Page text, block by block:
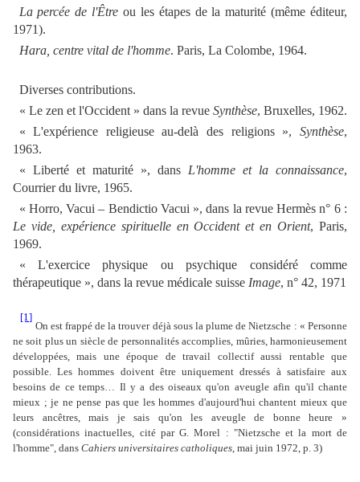
La percée de l'Être ou les étapes de la maturité (même éditeur,
1971).
Hara, centre vital de l'homme. Paris, La Colombe, 1964.
Diverses contributions.
« Le zen et l'Occident » dans la revue Synthèse, Bruxelles, 1962.
« L'expérience religieuse au-delà des religions », Synthèse,
1963.
« Liberté et maturité », dans L'homme et la connaissance,
Courrier du livre, 1965.
« Horro, Vacui – Bendictio Vacui », dans la revue Hermès n° 6 :
Le vide, expérience spirituelle en Occident et en Orient, Paris,
1969.
« L'exercice physique ou psychique considéré comme
thérapeutique », dans la revue médicale suisse Image, n° 42, 1971
[1]
On est frappé de la trouver déjà sous la plume de Nietzsche : « Personne
ne soit plus un siècle de personnalités accomplies, mûries, harmonieusement
développées, mais une époque de travail collectif aussi rentable que
possible. Les hommes doivent être uniquement dressés à satisfaire aux
besoins de ce temps… Il y a des oiseaux qu'on aveugle afin qu'il chante
mieux ; je ne pense pas que les hommes d'aujourd'hui chantent mieux que
leurs ancêtres, mais je sais qu'on les aveugle de bonne heure »
(considérations inactuelles, cité par G. Morel : "Nietzsche et la mort de
l'homme", dans Cahiers universitaires catholiques , mai juin 1972, p. 3)